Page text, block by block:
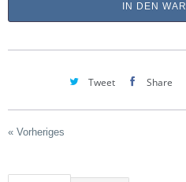
IN DEN
Tweet Share
« Vorheriges